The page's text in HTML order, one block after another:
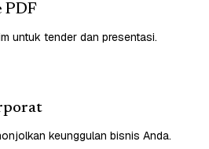
PDF
untuk tender dan presentasi.
keunggulan bisnis Anda.